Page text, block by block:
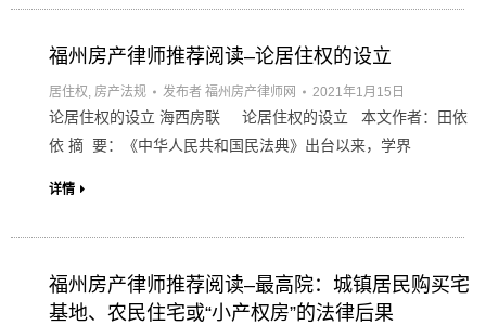
福州房产律师推荐阅读–论居住权的设立
居住权, 房产法规 发布者 福州房产律师网 2021年1月15日
论居住权的设立 海西房联 论居住权的设立 本文作者：田依
依 摘 要：《中华人民共和国民法典》出台以来，学界
详情
福州房产律师推荐阅读–最高院：城镇居民购买宅
基地、农民住宅或“小产权房”的法律后果